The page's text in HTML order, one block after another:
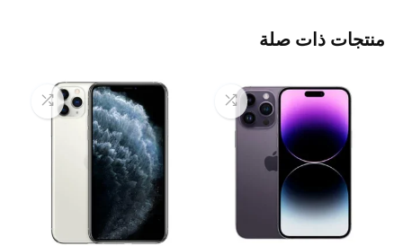
منتجات ذات صلة